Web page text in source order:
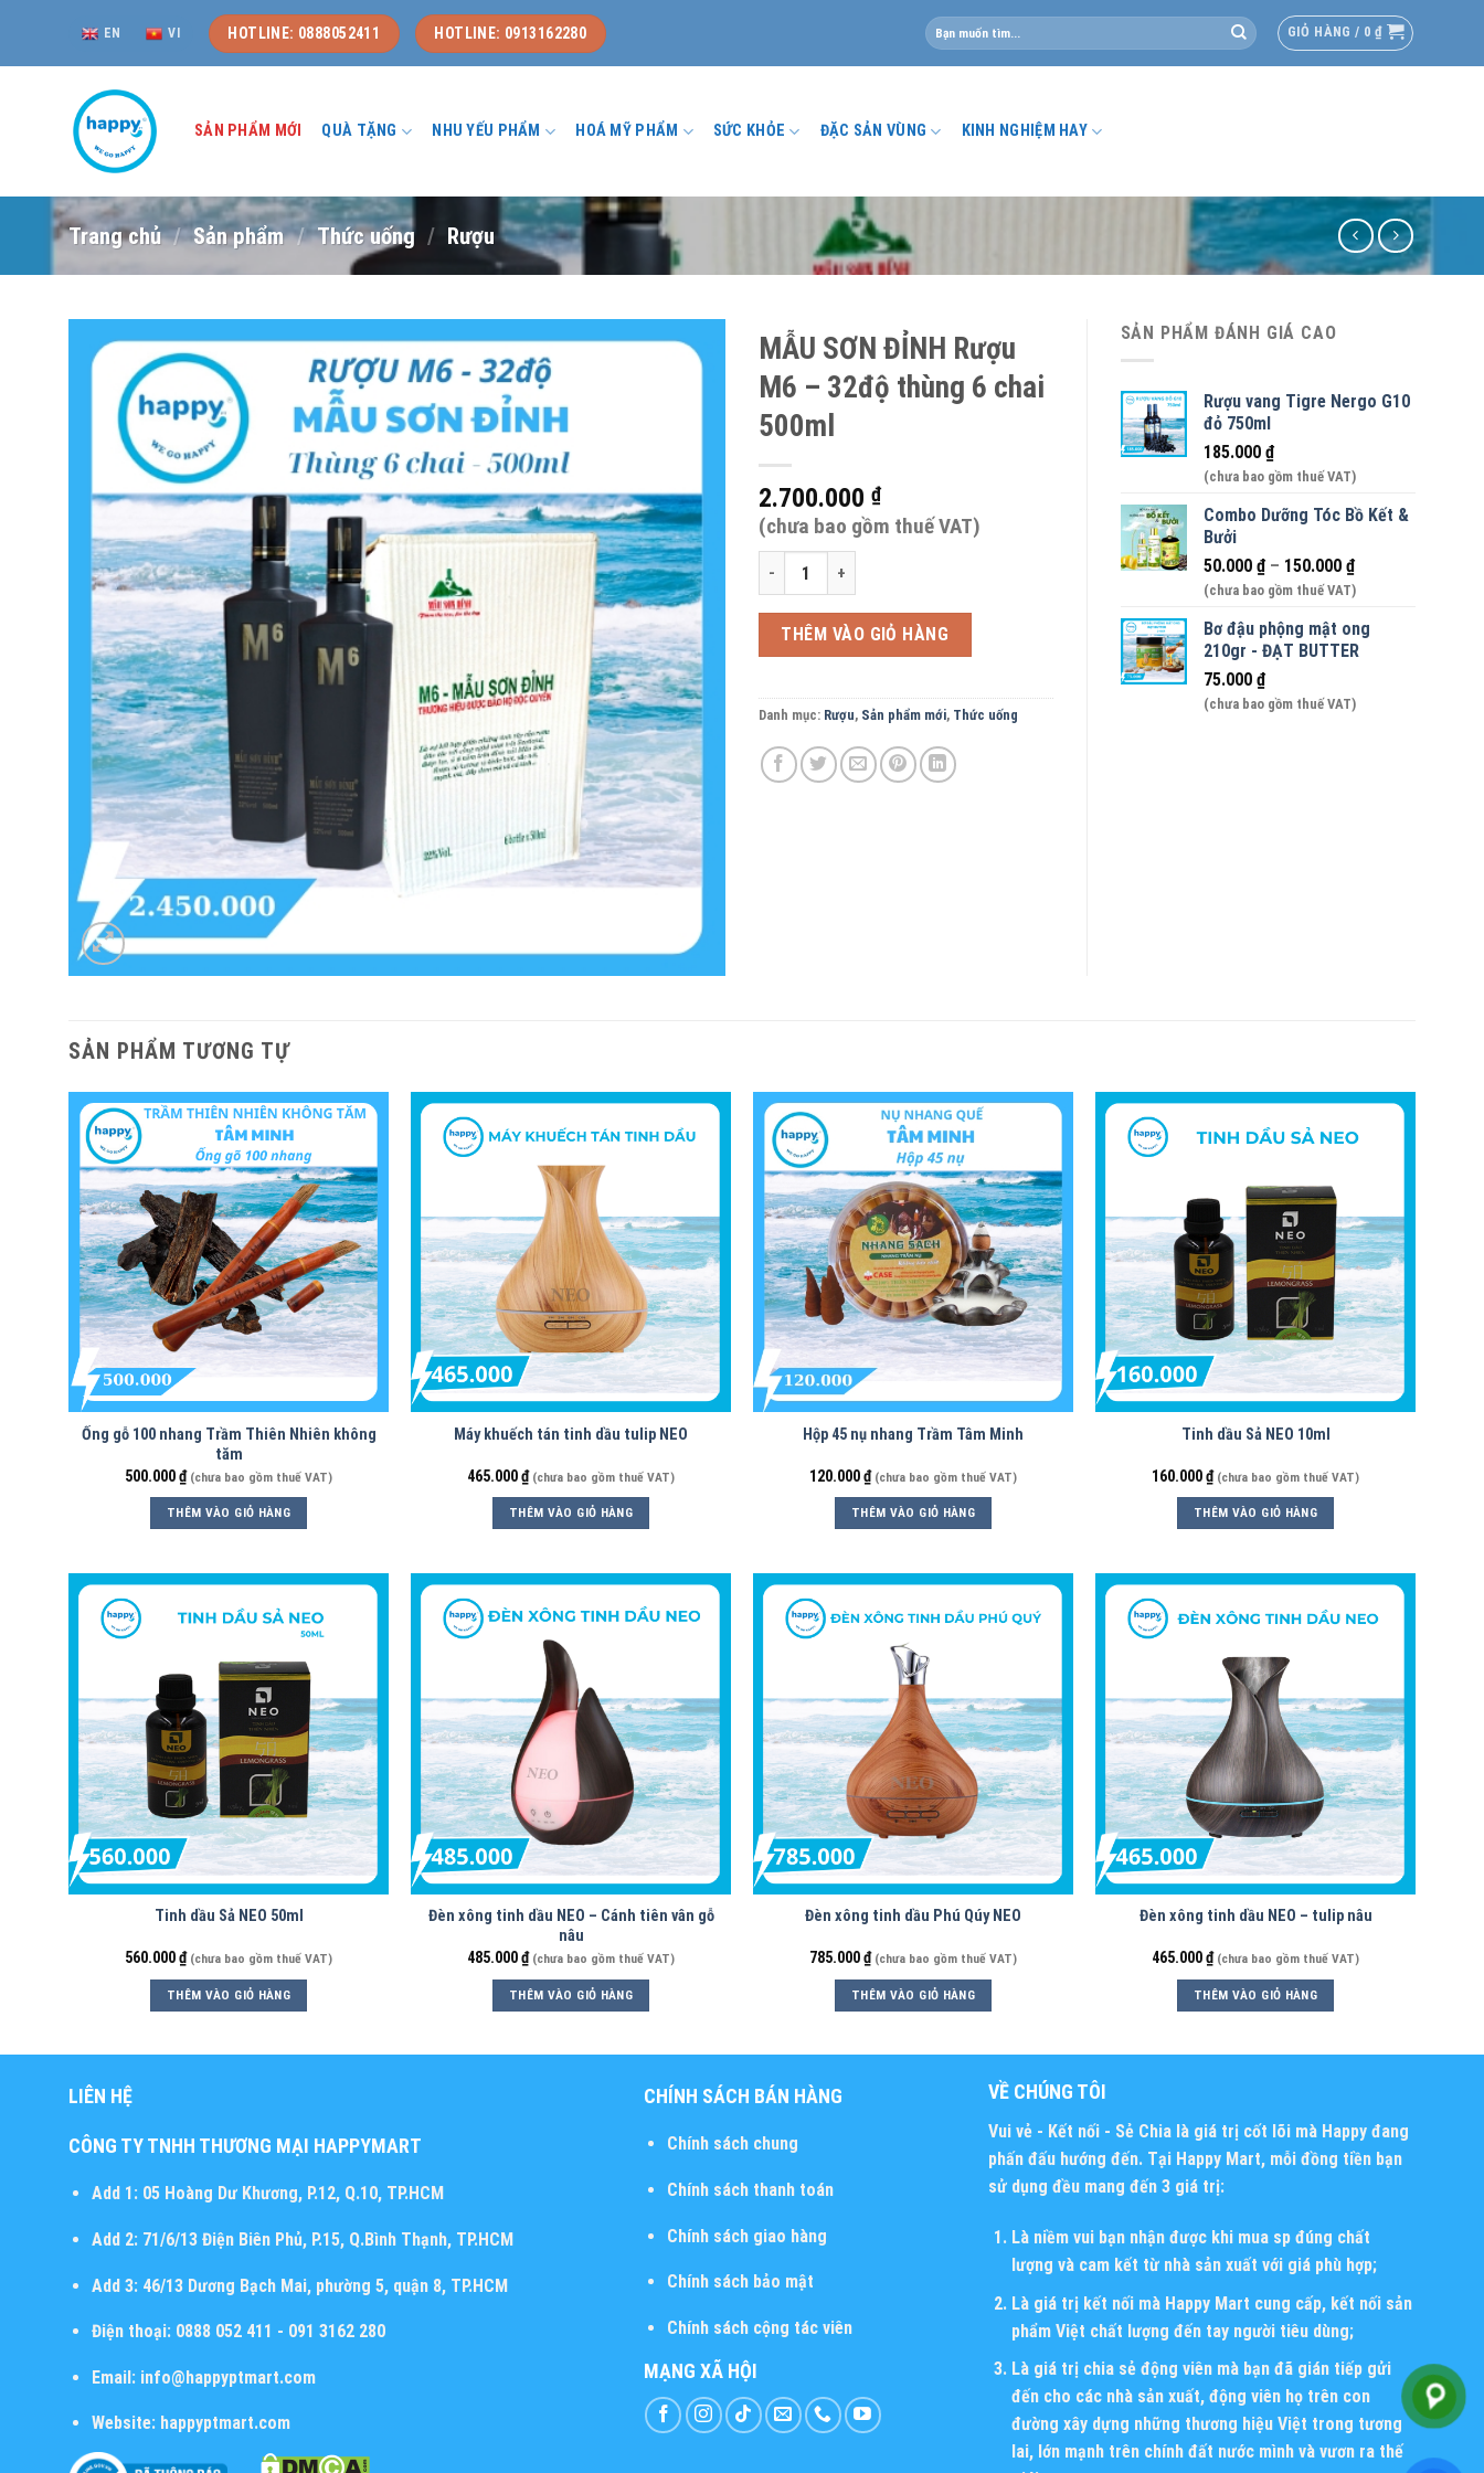
content
EN VI HOTLINE: 0888052411 HOTLINE: 0913162280
Tìm
kiếm:
GIỎ HÀNG / 0 ₫
SẢN PHẨM MỚI QUÀ TẶNG NHU YẾU PHẨM HOÁ MỸ PHẨM SỨC KHỎE ĐẶC SẢN VÙNG KINH NGHIỆM HAY
Trang chủ / Sản phẩm / Thức uống / Rượu
MẪU SƠN ĐỈNH Rượu
M6 – 32độ thùng 6 chai
500ml
2.700.000 ₫
(chưa bao gồm thuế VAT)
MẪU SƠN ĐỈNH Rượu M6 - 32độ thùng 6 chai 500ml số lượng
THÊM VÀO GIỎ HÀNG
Danh mục: Rượu, Sản phẩm mới, Thức uống
SẢN PHẨM ĐÁNH GIÁ CAO
Rượu vang Tigre Nergo G10
đỏ 750ml
185.000 ₫
(chưa bao gồm thuế VAT)
Combo Dưỡng Tóc Bồ Kết &
Bưởi
50.000 ₫– 150.000 ₫
(chưa bao gồm thuế VAT)
Bơ đậu phộng mật ong
210gr - ĐẠT BUTTER
75.000 ₫
(chưa bao gồm thuế VAT)
SẢN PHẨM TƯƠNG TỰ
Ống gỗ 100 nhang Trầm Thiên Nhiên không
tăm
500.000₫ (chưa bao gồm thuế VAT)
THÊM VÀO GIỎ HÀNG
Máy khuếch tán tinh dầu tulip NEO
465.000₫ (chưa bao gồm thuế VAT)
THÊM VÀO GIỎ HÀNG
Hộp 45 nụ nhang Trầm Tâm Minh
120.000₫ (chưa bao gồm thuế VAT)
THÊM VÀO GIỎ HÀNG
Tinh dầu Sả NEO 10ml
160.000₫ (chưa bao gồm thuế VAT)
THÊM VÀO GIỎ HÀNG
Tinh dầu Sả NEO 50ml
560.000₫ (chưa bao gồm thuế VAT)
THÊM VÀO GIỎ HÀNG
Đèn xông tinh dầu NEO – Cánh tiên vân gỗ
nâu
485.000₫ (chưa bao gồm thuế VAT)
THÊM VÀO GIỎ HÀNG
Đèn xông tinh dầu Phú Qúy NEO
785.000₫ (chưa bao gồm thuế VAT)
THÊM VÀO GIỎ HÀNG
Đèn xông tinh dầu NEO – tulip nâu
465.000₫ (chưa bao gồm thuế VAT)
THÊM VÀO GIỎ HÀNG
LIÊN HỆ
CÔNG TY TNHH THƯƠNG MẠI HAPPYMART
Add 1:05 Hoàng Dư Khương, P.12, Q.10, TP.HCM
Add 2:71/6/13 Điện Biên Phủ, P.15, Q.Bình Thạnh, TP.HCM
Add 3:46/13 Dương Bạch Mai, phường 5, quận 8, TP.HCM
Điện thoại:0888 052 411 - 091 3162 280
Email:info@happyptmart.com
Website: happyptmart.com
CHÍNH SÁCH BÁN HÀNG
Chính sách chung
Chính sách thanh toán
Chính sách giao hàng
Chính sách bảo mật
Chính sách cộng tác viên
MẠNG XÃ HỘI
VỀ CHÚNG TÔI
Vui vẻ - Kết nối - Sẻ Chia là giá trị cốt lõi mà Happy đang
phấn đấu hướng đến. Tại Happy Mart, mỗi đồng tiền bạn
sử dụng đều mang đến 3 giá trị:
Là niềm vui bạn nhận được khi mua sp đúng chất
lượng và cam kết từ nhà sản xuất với giá phù hợp;
Là giá trị kết nối mà Happy Mart cung cấp, kết nối sản
phẩm Việt chất lượng đến tay người tiêu dùng;
Là giá trị chia sẻ động viên mà bạn đã gián tiếp gửi
đến cho các nhà sản xuất, động viên họ trên con
đường xây dựng những thương hiệu Việt trong tương
lai, lớn mạnh trên chính đất nước mình và vươn ra thế